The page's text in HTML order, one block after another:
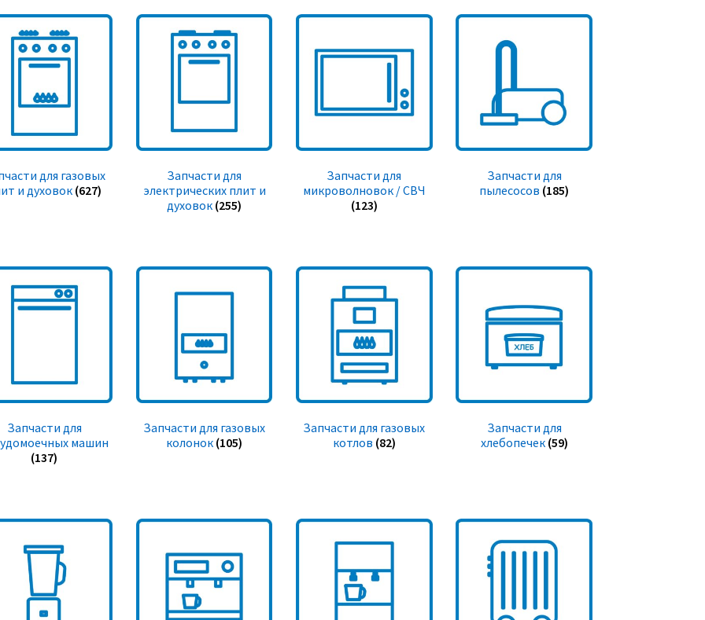
для газовых
и духовок (627)
Запчасти для
электрических плит и
духовок (255)
Запчасти для
микроволновок / СВЧ
(123)
Запчасти для
пылесосов (185)
Запчасти для
машин
(137)
Запчасти для газовых
колонок (105)
Запчасти для газовых
котлов (82)
Запчасти для
хлебопечек (59)